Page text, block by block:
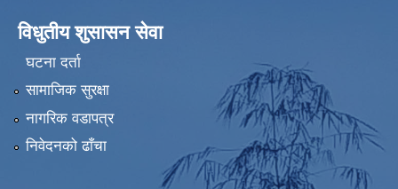
विधुतीय शुसासन सेवा
घटना दर्ता
सामाजिक सुरक्षा
नागरिक वडापत्र
निवेदनको ढाँचा